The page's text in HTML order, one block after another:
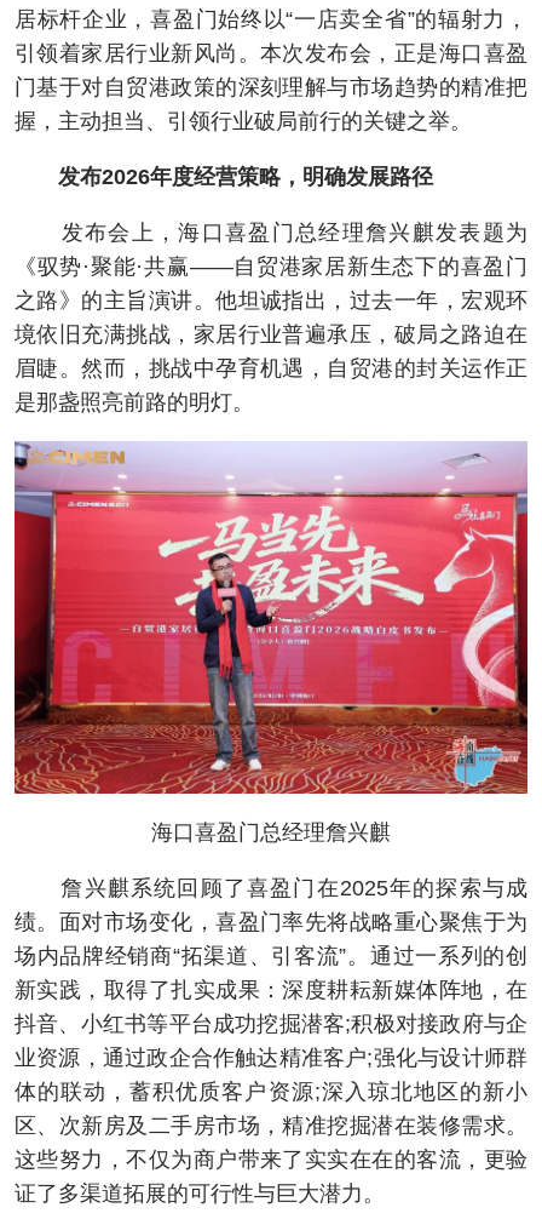
居标杆企业，喜盈门始终以“一店卖全省”的辐射力，
引领着家居行业新风尚。本次发布会，正是海口喜盈
门基于对自贸港政策的深刻理解与市场趋势的精准把
握，主动担当、引领行业破局前行的关键之举。
发布2026年度经营策略，明确发展路径
发布会上，海口喜盈门总经理詹兴麒发表题为
《驭势·聚能·共赢——自贸港家居新生态下的喜盈门
之路》的主旨演讲。他坦诚指出，过去一年，宏观环
境依旧充满挑战，家居行业普遍承压，破局之路迫在
眉睫。然而，挑战中孕育机遇，自贸港的封关运作正
是那盏照亮前路的明灯。
海口喜盈门总经理詹兴麒
詹兴麒系统回顾了喜盈门在2025年的探索与成
绩。面对市场变化，喜盈门率先将战略重心聚焦于为
场内品牌经销商“拓渠道、引客流”。通过一系列的创
新实践，取得了扎实成果：深度耕耘新媒体阵地，在
抖音、小红书等平台成功挖掘潜客;积极对接政府与企
业资源，通过政企合作触达精准客户;强化与设计师群
体的联动，蓄积优质客户资源;深入琼北地区的新小
区、次新房及二手房市场，精准挖掘潜在装修需求。
这些努力，不仅为商户带来了实实在在的客流，更验
证了多渠道拓展的可行性与巨大潜力。